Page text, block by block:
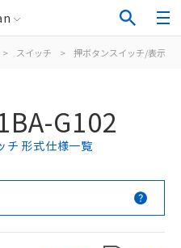
> スイッチ > 押ボタンスイッチ/表示灯
G102
チ 形式仕様一覧